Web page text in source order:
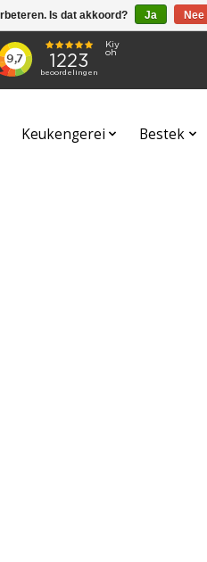
Keukengerei Bestek
Is dat akkoord? Ja Nee